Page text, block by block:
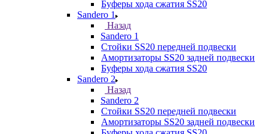
Буферы хода сжатия SS20
Sandero 1
Назад
Sandero 1
Стойки SS20 передней подвески
Амортизаторы SS20 задней подвески
Буферы хода сжатия SS20
Sandero 2
Назад
Sandero 2
Стойки SS20 передней подвески
Амортизаторы SS20 задней подвески